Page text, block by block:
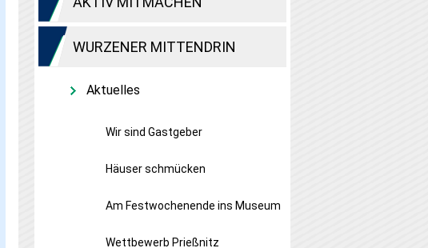
WURZENER MITTENDRIN
Aktuelles
Wir sind Gastgeber
Häuser schmücken
Am Festwochenende ins Museum
Wettbewerb Prießnitz